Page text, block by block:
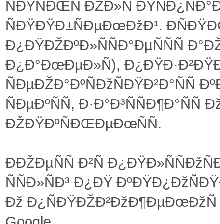
ÑÐŸÑÐŒÑ ÐŽÐ»Ñ
ÑÐŸÐŸÐ±ÑÐµÐœÐžÐ¹.
Ð¿Ð°ÐœÐµÐ»Ñ),
ÑÐµÐŽÐ°ÐºÑÐžÑÐŸÐ²Ð°ÑÑ
ÑÐµÐºÑÑ,
ÐŽÐŸÐºÑÐŒÐµÐœÑÑ.
ÐÐŽÐµÑÑ Ð²Ñ
ÑÑÐ»ÑÐ³ Ð¿ÐŸ
Ðž Ð¿ÑÐŸÐŽÐ²ÐžÐ¶ÐµÐœÐžÑ